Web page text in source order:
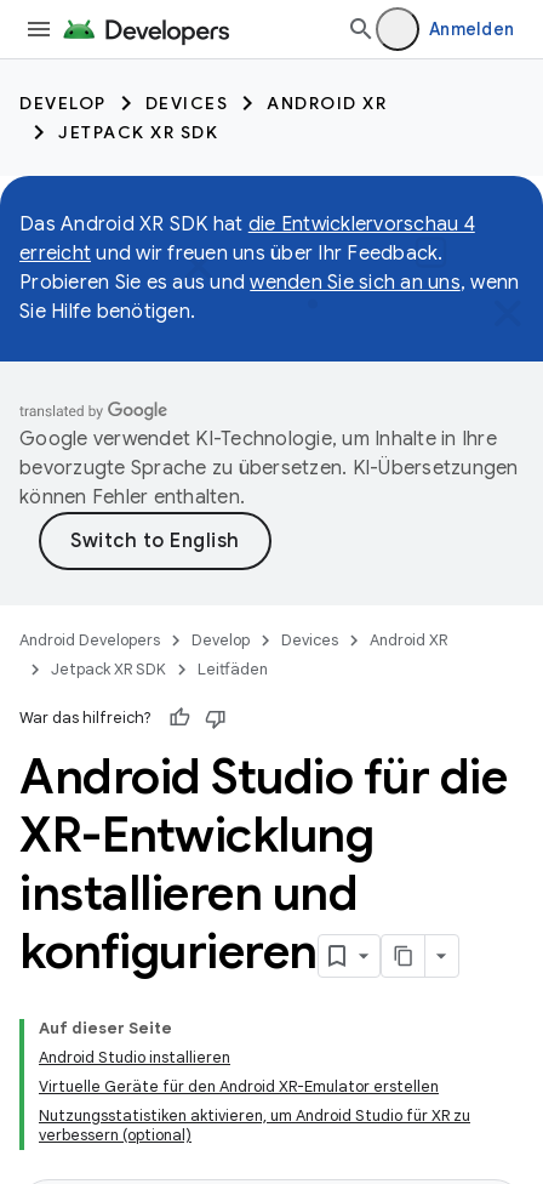
Anmelden
DEVELOP DEVICES
ANDROID XR
JETPACK XR SDK
Das Android XR SDK hat die Entwicklervorschau 4
erreicht und wir freuen uns über Ihr Feedback.
Probieren Sie es aus undwenden Sie sich an uns, wenn
Sie Hilfe benötigen.
Google verwendet KI-Technologie, um Inhalte in Ihre
bevorzugte Sprache zu übersetzen. KI-Übersetzungen
können Fehler enthalten.
Android Developers Develop Devices
Android XR
Jetpack XR SDK
Leitfäden
War das hilfreich?
Android Studio für die
XR-Entwicklung
installieren und
konfigurieren
Auf dieser Seite
Android Studio installieren
Virtuelle Geräte für den Android XR-Emulator erstellen
Nutzungsstatistiken aktivieren, um Android Studio für XR zu
verbessern (optional)